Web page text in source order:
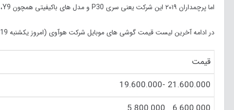
اما پرچمداران ۲۰۱۹ این شرکت یعنی سری P30 و مدل های باکیفیتی همچون Y9، آنر ۱۰، آنر ۱۰ لایت و پی اسمارت در بازار موجود است که فروش بالایی دارند.
در ادامه آخرین لیست قیمت گوشی های موبایل شرکت هوآوی (امروز یکشنبه 19 بهمن ماه
قیمت
21.600.000 -19.600.000